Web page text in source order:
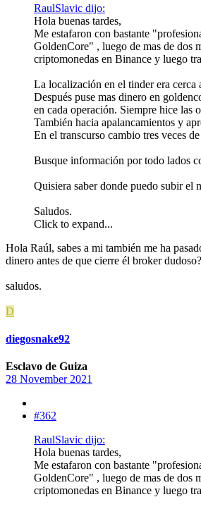
RaulSlavic dijo:
Hola buenas tardes,
Me estafaron con bastante
GoldenCore" , luego de mas de dos
criptomonedas en Binance y luego
La localización en el tinder era
Después puse mas dinero en
en cada operación. Siempre hice las
También hacia apalancamientos y
En el transcurso cambio tres veces
Busque información por todo lados
Quisiera saber donde puedo subir el
Saludos.
Click to expand...
Hola Raúl, sabes a mi también me ha
dinero antes de que cierre él broker
saludos.
D
diegosnake92
Esclavo de Guiza
28 November 2021
#362
RaulSlavic dijo:
Hola buenas tardes,
Me estafaron con bastante
GoldenCore" , luego de mas de dos
criptomonedas en Binance y luego